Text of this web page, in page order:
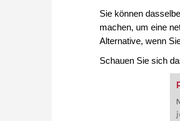
Sie können
machen, um eine
Alternative, wenn
Schauen Sie sich